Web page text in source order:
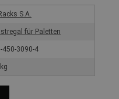
S.A.
für Paletten
450-3090-4